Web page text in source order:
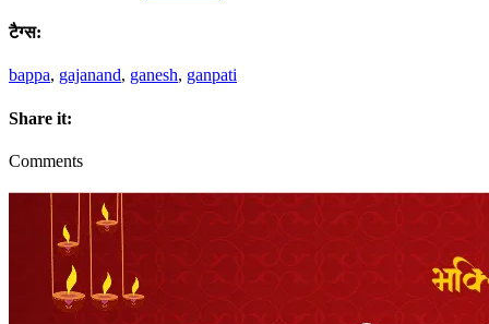
टैग्स:
bappa, gajanand, ganesh, ganpati
Share it:
Comments